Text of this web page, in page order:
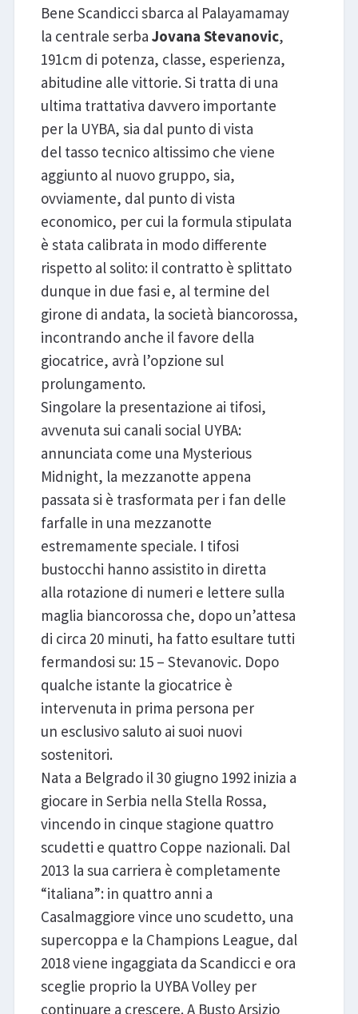
Bene Scandicci sbarca al Palayamamay
la centrale serba Jovana Stevanovic,
191cm di potenza, classe, esperienza,
abitudine alle vittorie. Si tratta di una
ultima trattativa davvero importante
per la UYBA, sia dal punto di vista
del tasso tecnico altissimo che viene
aggiunto al nuovo gruppo, sia,
ovviamente, dal punto di vista
economico, per cui la formula stipulata
è stata calibrata in modo differente
rispetto al solito: il contratto è splittato
dunque in due fasi e, al termine del
girone di andata, la società biancorossa,
incontrando anche il favore della
giocatrice, avrà l’opzione sul
prolungamento.
Singolare la presentazione ai tifosi,
avvenuta sui canali social UYBA:
annunciata come una Mysterious
Midnight, la mezzanotte appena
passata si è trasformata per i fan delle
farfalle in una mezzanotte
estremamente speciale. I tifosi
bustocchi hanno assistito in diretta
alla rotazione di numeri e lettere sulla
maglia biancorossa che, dopo un’attesa
di circa 20 minuti, ha fatto esultare tutti
fermandosi su: 15 – Stevanovic. Dopo
qualche istante la giocatrice è
intervenuta in prima persona per
un esclusivo saluto ai suoi nuovi
sostenitori.
Nata a Belgrado il 30 giugno 1992 inizia a
giocare in Serbia nella Stella Rossa,
vincendo in cinque stagione quattro
scudetti e quattro Coppe nazionali. Dal
2013 la sua carriera è completamente
“italiana”: in quattro anni a
Casalmaggiore vince uno scudetto, una
supercoppa e la Champions League, dal
2018 viene ingaggiata da Scandicci e ora
sceglie proprio la UYBA Volley per
continuare a crescere. A Busto Arsizio